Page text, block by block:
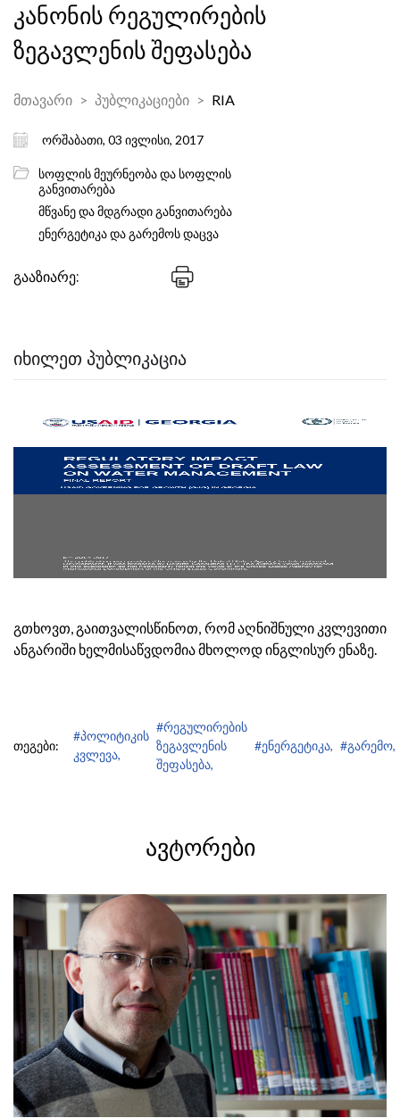
კანონის რეგულირების
ზეგავლენის შეფასება
მთავარი პუბლიკაციები RIA
ორშაბათი, 03 ივლისი, 2017
სოფლის მეურნეობა და სოფლის
განვითარება
მწვანე და მდგრადი განვითარება
ენერგეტიკა და გარემოს დაცვა
გააზიარე:
ᲘᲮᲘᲚᲔᲗ ᲞᲣᲑᲚᲘᲙᲐᲪᲘᲐ
გთხოვთ, გაითვალისწინოთ, რომ აღნიშნული კვლევითი
ანგარიში ხელმისაწვდომია მხოლოდ ინგლისურ ენაზე.
თეგები:
#პოლიტიკის
კვლევა,
#რეგულირების
ზეგავლენის
შეფასება,
#ენერგეტიკა, #გარემო,
ᲐᲕᲢᲝᲠᲔᲑᲘ